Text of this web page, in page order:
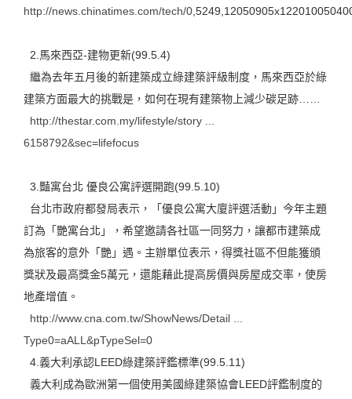
http://news.chinatimes.com/tech/0
2.馬來西亞-建物更新(99.5.4)
繼為去年五月後的新建築成立綠建築評級制度，馬來西亞於綠
建築方面最大的挑戰是，如何在現有建築物上減少碳足跡……
http://thestar.com.my/lifestyle/story ...
6158792&sec=lifefocus
3.豔寓台北 優良公寓評選開跑(99.5.10)
台北市政府都發局表示，「優良公寓大廈評選活動」今年主題
訂為「艷寓台北」，希望邀請各社區一同努力，讓都市建築成
為旅客的意外「艷」遇。主辦單位表示，得獎社區不但能獲頒
獎狀及最高獎金5萬元，還能藉此提高房價與房屋成交率，使房
地產增值。
http://www.cna.com.tw/ShowNews/Detail ...
Type0=aALL&pTypeSel=0
4.義大利承認LEED綠建築評鑑標準(99.5.11)
義大利成為歐洲第一個使用美國綠建築協會LEED評鑑制度的